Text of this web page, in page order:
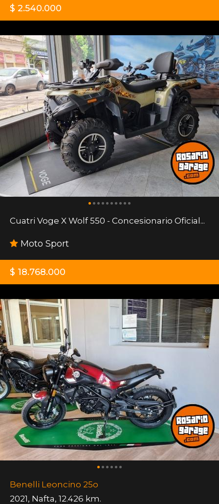
$ 2.540.000
Cuatri Voge X Wolf 550 - Concesionario Oficial...
Moto Sport
$ 18.768.000
Benelli Leoncino 25o
2021, Nafta, 12.426 km.